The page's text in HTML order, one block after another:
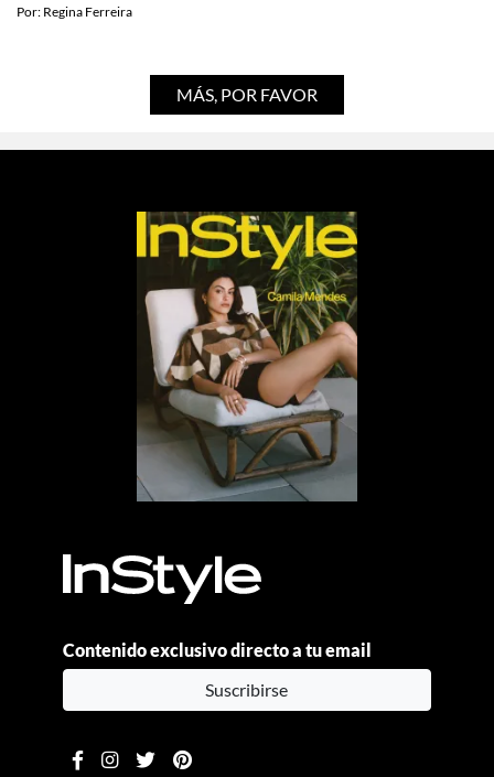
Por: Regina Ferreira
MÁS, POR FAVOR
Contenido exclusivo directo a tu email
Suscribirse